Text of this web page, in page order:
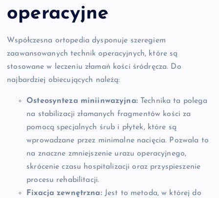
operacyjne
Współczesna ortopedia dysponuje szeregiem
zaawansowanych technik operacyjnych, które są
stosowane w leczeniu złamań kości śródręcza. Do
najbardziej obiecujących należą:
Osteosynteza miniinwazyjna:Technika ta polega
na stabilizacji złamanych fragmentów kości za
pomocą specjalnych śrub i płytek, które są
wprowadzane przez minimalne nacięcia. Pozwala to
na znaczne zmniejszenie urazu operacyjnego,
skrócenie czasu hospitalizacji oraz przyspieszenie
procesu rehabilitacji.
Fixacja zewnętrzna:Jest to metoda, w której do